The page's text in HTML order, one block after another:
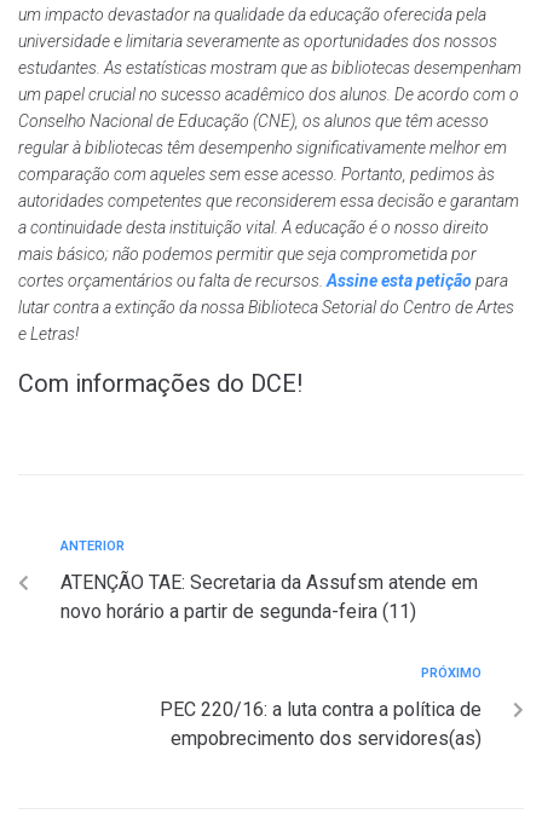
um impacto devastador na qualidade da educação oferecida pela
universidade e limitaria severamente as oportunidades dos nossos
estudantes. As estatísticas mostram que as bibliotecas desempenham
um papel crucial no sucesso acadêmico dos alunos. De acordo com o
Conselho Nacional de Educação (CNE), os alunos que têm acesso
regular à bibliotecas têm desempenho significativamente melhor em
comparação com aqueles sem esse acesso. Portanto, pedimos às
autoridades competentes que reconsiderem essa decisão e garantam
a continuidade desta instituição vital. A educação é o nosso direito
mais básico; não podemos permitir que seja comprometida por
cortes orçamentários ou falta de recursos. Assine esta petiçãopara
lutar contra a extinção da nossa Biblioteca Setorial do Centro de Artes
e Letras!
Com informações do DCE!
ANTERIOR
ATENÇÃO TAE: Secretaria da Assufsm atende em
novo horário a partir de segunda-feira (11)
PRÓXIMO
PEC 220/16: a luta contra a política de
empobrecimento dos servidores(as)